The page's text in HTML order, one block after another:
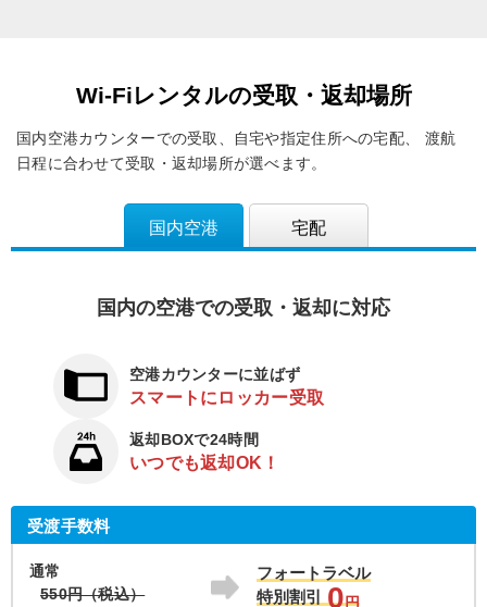
Wi-Fiレンタルの受取・返却場所
国内空港カウンターでの受取、自宅や指定住所への宅配、
渡航
日程に合わせて受取・返却場所が選べます。
国内空港 宅配
国内の空港での受取・返却に対応
空港カウンターに並ばず
スマートにロッカー受取
返却BOXで24時間
いつでも返却OK！
受渡手数料
通常
550円（税込）
フォートラベル
特別割引
0円